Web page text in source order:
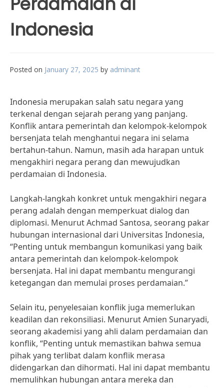
Indonesia
Posted on January 27, 2025 by adminant
Indonesia merupakan salah satu negara yang
terkenal dengan sejarah perang yang panjang.
Konflik antara pemerintah dan kelompok-kelompok
bersenjata telah menghantui negara ini selama
bertahun-tahun. Namun, masih ada harapan untuk
mengakhiri negara perang dan mewujudkan
perdamaian di Indonesia.
Langkah-langkah konkret untuk mengakhiri negara
perang adalah dengan memperkuat dialog dan
diplomasi. Menurut Achmad Santosa, seorang pakar
hubungan internasional dari Universitas Indonesia,
“Penting untuk membangun komunikasi yang baik
antara pemerintah dan kelompok-kelompok
bersenjata. Hal ini dapat membantu mengurangi
ketegangan dan memulai proses perdamaian.”
Selain itu, penyelesaian konflik juga memerlukan
keadilan dan rekonsiliasi. Menurut Amien Sunaryadi,
seorang akademisi yang ahli dalam perdamaian dan
konflik, “Penting untuk memastikan bahwa semua
pihak yang terlibat dalam konflik merasa
didengarkan dan dihormati. Hal ini dapat membantu
memulihkan hubungan antara mereka dan